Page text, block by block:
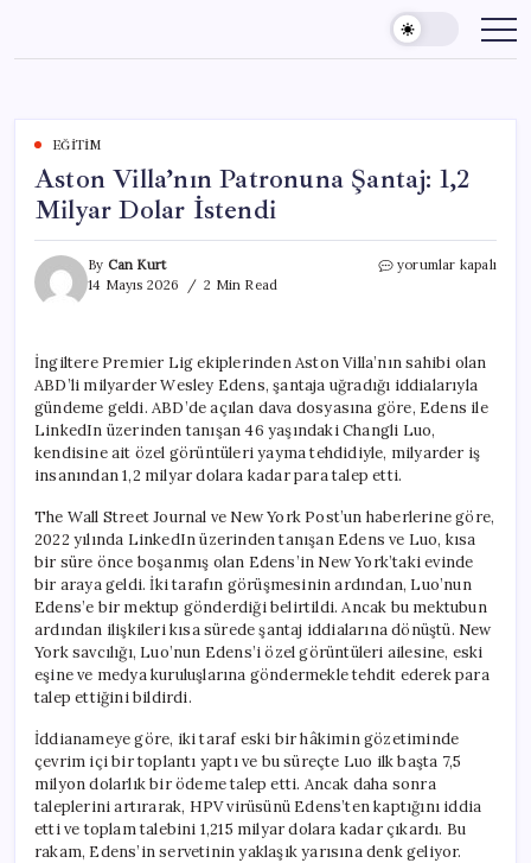
content
EĞITIM
Aston Villa’nın Patronuna Şantaj: 1,2
Milyar Dolar İstendi
By Can Kurt
14 Mayıs 2026
2 Min Read
Aston
Milyar
Dolar
İstendi
için
yorumlar kapalı
İngiltere Premier Lig ekiplerinden Aston Villa’nın sahibi olan
ABD’li milyarder Wesley Edens, şantaja uğradığı iddialarıyla
gündeme geldi. ABD’de açılan dava dosyasına göre, Edens ile
LinkedIn üzerinden tanışan 46 yaşındaki Changli Luo,
kendisine ait özel görüntüleri yayma tehdidiyle, milyarder iş
insanından 1,2 milyar dolara kadar para talep etti.
The Wall Street Journal ve New York Post’un haberlerine göre,
2022 yılında LinkedIn üzerinden tanışan Edens ve Luo, kısa
bir süre önce boşanmış olan Edens’in New York’taki evinde
bir araya geldi. İki tarafın görüşmesinin ardından, Luo’nun
Edens’e bir mektup gönderdiği belirtildi. Ancak bu mektubun
ardından ilişkileri kısa sürede şantaj iddialarına dönüştü. New
York savcılığı, Luo’nun Edens’i özel görüntüleri ailesine, eski
eşine ve medya kuruluşlarına göndermekle tehdit ederek para
talep ettiğini bildirdi.
İddianameye göre, iki taraf eski bir hâkimin gözetiminde
çevrim içi bir toplantı yaptı ve bu süreçte Luo ilk başta 7,5
milyon dolarlık bir ödeme talep etti. Ancak daha sonra
taleplerini artırarak, HPV virüsünü Edens’ten kaptığını iddia
etti ve toplam talebini 1,215 milyar dolara kadar çıkardı. Bu
rakam, Edens’in servetinin yaklaşık yarısına denk geliyor.